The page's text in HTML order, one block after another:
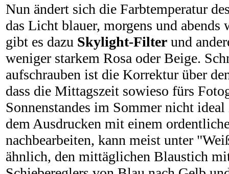
Nun ändert sich die Farbtemperatur
das Licht blauer, morgens und
gibt es dazu Skylight-Filter und
weniger starkem Rosa oder Beige.
aufschrauben ist die Korrektur über
dass die Mittagszeit sowieso fürs
Sonnenstandes im Sommer nicht
dem Ausdrucken mit einem
nachbearbeiten, kann meist unter
ähnlich, den mittäglichen Blaustich